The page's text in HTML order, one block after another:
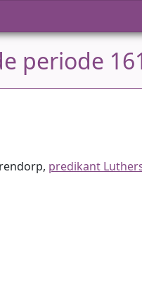
periode
predikant